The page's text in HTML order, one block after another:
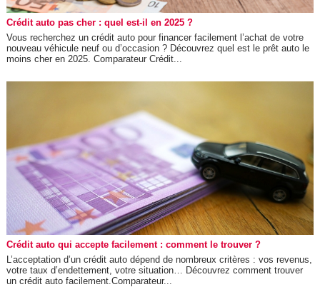
Crédit auto pas cher : quel est-il en 2025 ?
Vous recherchez un crédit auto pour financer facilement l’achat de votre
nouveau véhicule neuf ou d’occasion ? Découvrez quel est le prêt auto le
moins cher en 2025. Comparateur Crédit...
Crédit auto qui accepte facilement : comment le trouver ?
L’acceptation d’un crédit auto dépend de nombreux critères : vos revenus,
votre taux d’endettement, votre situation… Découvrez comment trouver
un crédit auto facilement.Comparateur...